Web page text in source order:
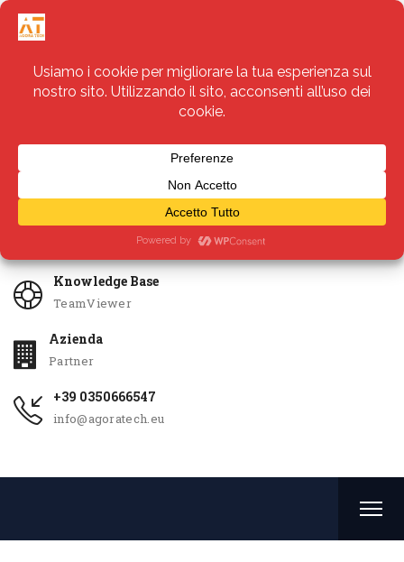
Servizi
Knowledge Base
TeamViewer
Azienda
Partner
+39 0350666547
info@agoratech.eu